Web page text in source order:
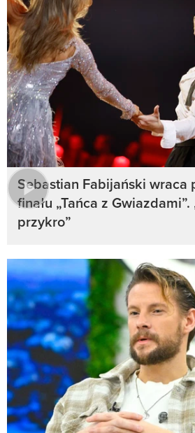
Sebastian Fabijański wraca
finału „Tańca z Gwiazdami”.
przykro”